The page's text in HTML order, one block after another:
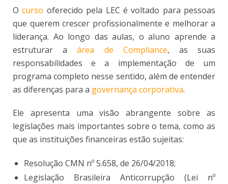
Ocurso oferecido pela LEC é voltado para pessoas
que querem crescer profissionalmente e melhorar a
liderança. Ao longo das aulas, o aluno aprende a
estruturar aárea de Compliance, as suas
responsabilidades e a implementação de um
programa completo nesse sentido, além de entender
as diferenças para a governança corporativa.
Ele apresenta uma visão abrangente sobre as
legislações mais importantes sobre o tema, como as
que as instituições financeiras estão sujeitas:
Resolução CMN nº 5.658, de 26/04/2018;
Legislação Brasileira Anticorrupção (Lei nº